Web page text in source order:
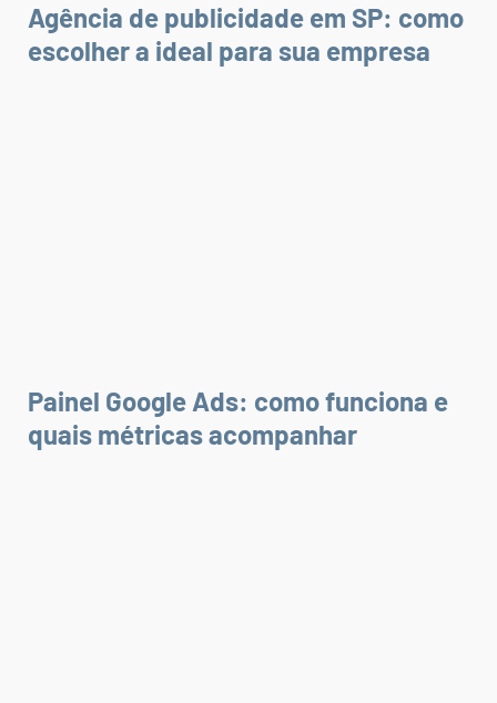
Agência de publicidade em SP: como
escolher a ideal para sua empresa
Painel Google Ads: como funciona e
quais métricas acompanhar